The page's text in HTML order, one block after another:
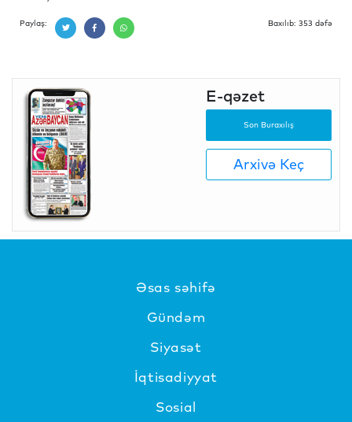
Paylaş: Baxılıb: 353 dəfə
E-qəzet
Son Buraxılış
Arxivə Keç
Əsas səhifə
Gündəm
Siyasət
İqtisadiyyat
Sosial